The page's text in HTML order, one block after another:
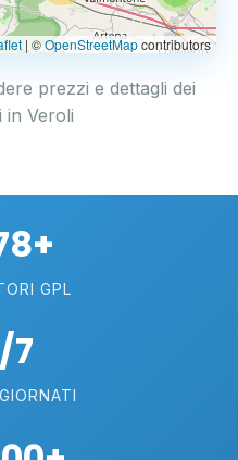
| ©OpenStreetMapcontributors
prezzi e dettagli dei
in Veroli
GPL
7